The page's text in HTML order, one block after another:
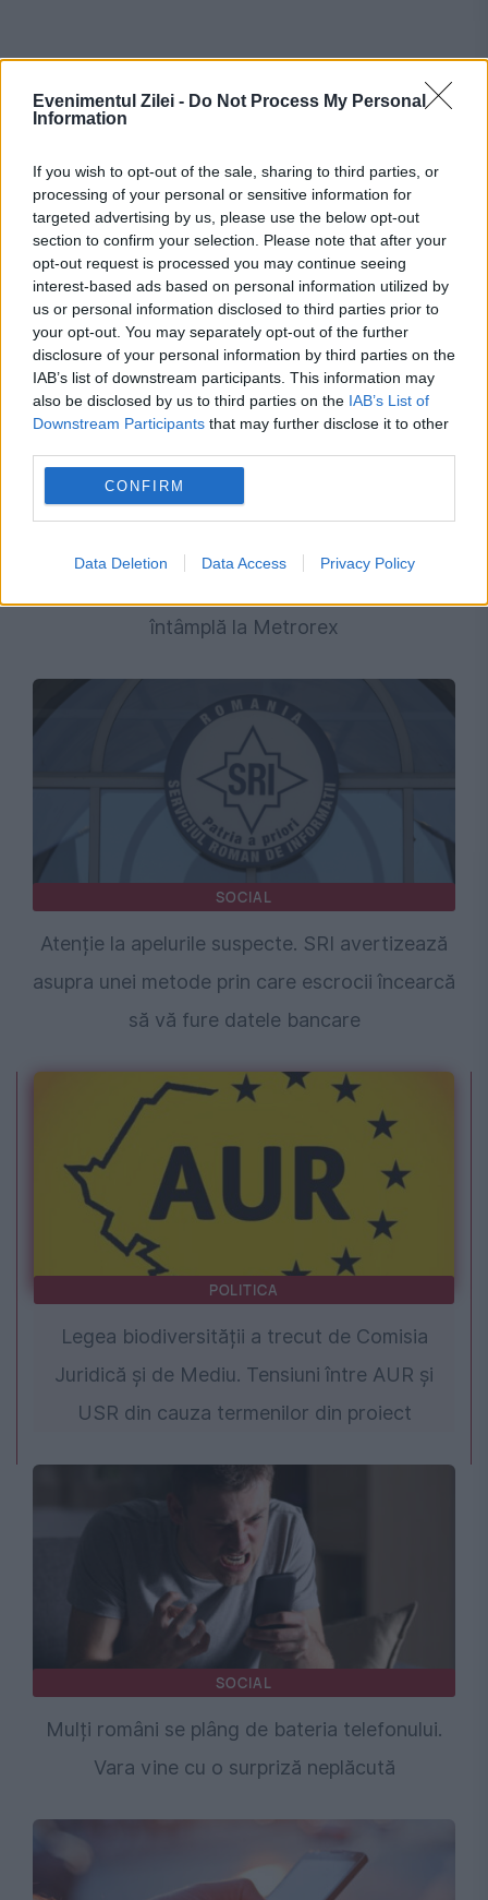
Evenimentul Zilei - Do Not Process My Personal
Information
If you wish to opt-out of the sale, sharing to third parties, or
processing of your personal or sensitive information for
targeted advertising by us, please use the below opt-out
section to confirm your selection. Please note that after your
opt-out request is processed you may continue seeing
interest-based ads based on personal information utilized by
us or personal information disclosed to third parties prior to
your opt-out. You may separately opt-out of the further
disclosure of your personal information by third parties on the
IAB’s list of downstream participants. This information may
also be disclosed by us to third parties on the IAB’s List of
Downstream Participants that may further disclose it to other
CONFIRM
Data Deletion Data Access Privacy Policy
Recomandările noastre
SOCIAL
Amenzi pentru călătorii STB care vorbesc pe
întâmplă la Metrorex
SOCIAL
Atenție la apelurile suspecte. SRI avertizează
asupra unei metode prin care escrocii încearcă
să vă fure datele bancare
POLITICA
Legea biodiversității a trecut de Comisia
Juridică și de Mediu. Tensiuni între AUR și
USR din cauza termenilor din proiect
SOCIAL
Mulți români se plâng de bateria telefonului.
Vara vine cu o surpriză neplăcută